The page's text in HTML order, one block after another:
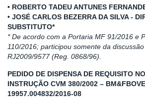
• ROBERTO TADEU ANTUNES
• JOSÉ CARLOS BEZERRA DA SILVA -
SUBSTITUTO*
* De acordo com a Portaria MF 91/2016 e
110/2016; participou somente da discussão
RJ2009/9577 (Reg. 0868/96).
PEDIDO DE DISPENSA DE REQUISITO
INSTRUÇÃO CVM 380/2002 –
19957.004832/2016-08